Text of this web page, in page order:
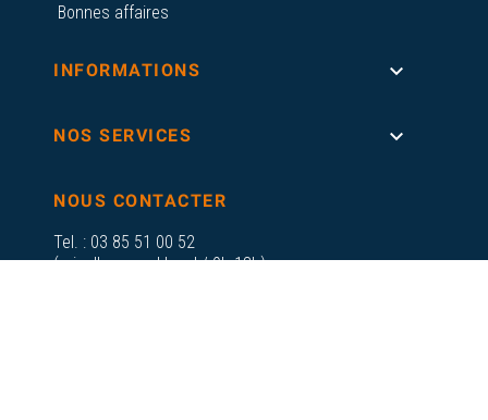
Bonnes affaires
INFORMATIONS 
NOS SERVICES 
NOUS CONTACTER
Tel. : 03 85 51 00 52
(prix d'un appel local / 9h-18h)